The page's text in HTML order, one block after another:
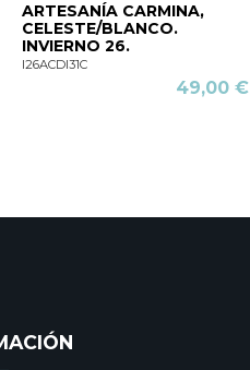
ARTESANÍA CARMINA,
CELESTE/BLANCO.
INVIERNO 26.
I26ACDI31C
49,00 €